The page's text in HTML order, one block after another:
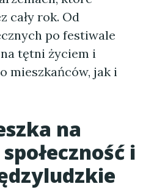
cały rok. Od
po festiwale
tętni życiem i
mieszkańców, jak i
na
i